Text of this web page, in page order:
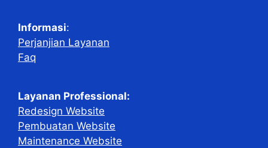
Informasi:
Perjanjian Layanan
Faq
Layanan Professional:
Redesign Website
Pembuatan Website
Maintenance Website